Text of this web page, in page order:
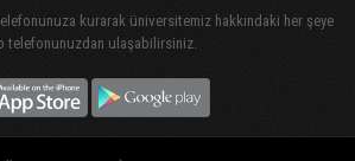
kurarak üniversitemiz hakkındaki her şeye
telefonunuzdan ulaşabilirsiniz.